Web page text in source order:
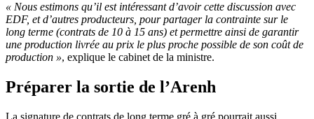
« Nous estimons qu’il est intéressant d’avoir cette discussion avec
EDF, et d’autres producteurs, pour partager la contrainte sur le
long terme (contrats de 10 à 15 ans) et permettre ainsi de garantir
une production livrée au prix le plus proche possible de son coût de
production », explique le cabinet de la ministre.
Préparer la sortie de l’Arenh
La signature de contrats de long terme gré à gré pourrait aussi